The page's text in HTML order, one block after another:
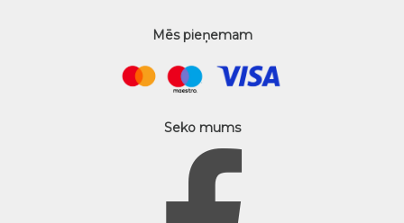
Mēs pieņemam
Seko mums